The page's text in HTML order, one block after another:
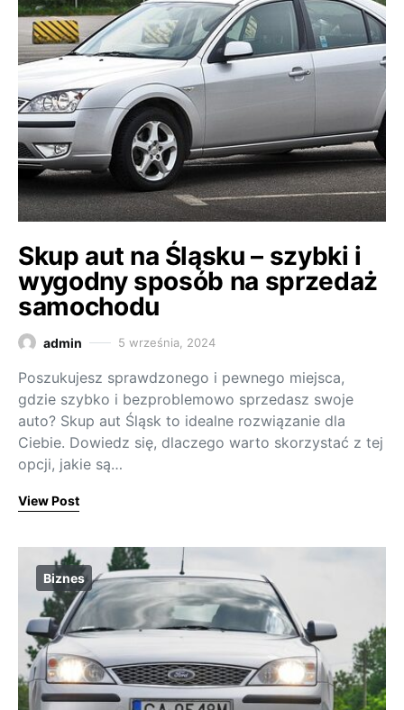
Skup aut na Śląsku – szybki i
wygodny sposób na sprzedaż
samochodu
admin 5 września, 2024
Poszukujesz sprawdzonego i pewnego miejsca,
gdzie szybko i bezproblemowo sprzedasz swoje
auto? Skup aut Śląsk to idealne rozwiązanie dla
Ciebie. Dowiedz się, dlaczego warto skorzystać z tej
opcji, jakie są…
View Post
Biznes